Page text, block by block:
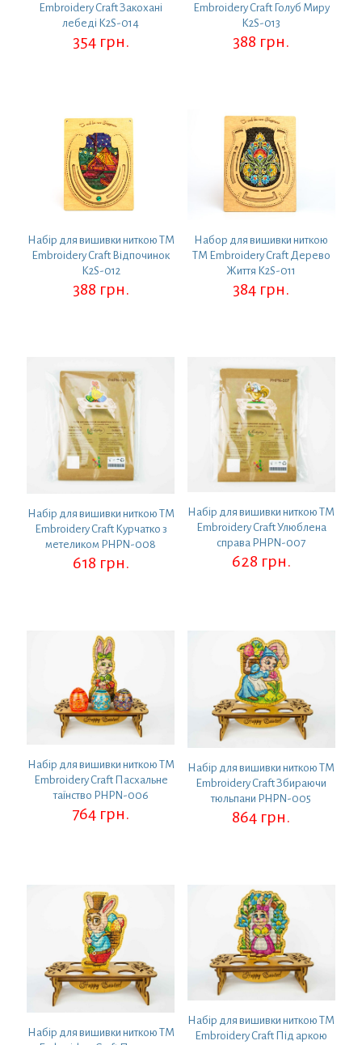
Embroidery Craft Закохані
лебеді K2S-014
354 грн.
Embroidery Craft Голуб Миру
K2S-013
388 грн.
Набір для вишивки ниткою ТМ
Embroidery Craft Відпочинок
K2S-012
388 грн.
Набор для вишивки ниткою
ТМ Embroidery Craft Дерево
Життя K2S-011
384 грн.
Набір для вишивки ниткою ТМ
Embroidery Craft Курчатко з
метеликом PHPN-008
618 грн.
Набір для вишивки ниткою ТМ
Embroidery Craft Улюблена
справа PHPN-007
628 грн.
Набір для вишивки ниткою ТМ
Embroidery Craft Пасхальне
таїнство PHPN-006
764 грн.
Набір для вишивки ниткою ТМ
Embroidery Craft Збираючи
тюльпани PHPN-005
864 грн.
Набір для вишивки ниткою ТМ
Набір для вишивки ниткою ТМ
Embroidery Craft Під аркою